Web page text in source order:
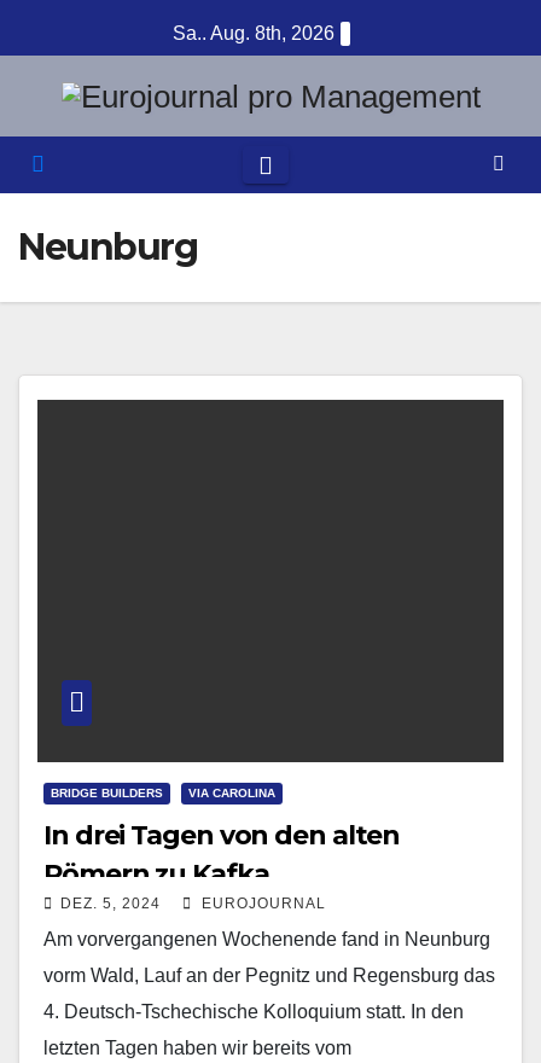
Inhalt
springen
Sa.. Aug. 8th, 2026
Neunburg
BRIDGE BUILDERS VIA CAROLINA
In drei Tagen von den alten
Römern zu Kafka
DEZ. 5, 2024 EUROJOURNAL
Am vorvergangenen Wochenende fand in Neunburg
vorm Wald, Lauf an der Pegnitz und Regensburg das
4. Deutsch-Tschechische Kolloquium statt. In den
letzten Tagen haben wir bereits vom